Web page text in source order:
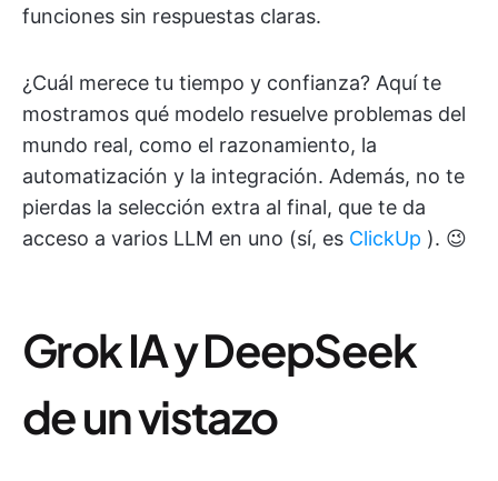
funciones sin respuestas claras.
¿Cuál merece tu tiempo y confianza? Aquí te
mostramos qué modelo resuelve problemas del
mundo real, como el razonamiento, la
automatización y la integración. Además, no te
pierdas la selección extra al final, que te da
acceso a varios LLM en uno (sí, es ClickUp ). 😉
Grok IA y DeepSeek
de un vistazo